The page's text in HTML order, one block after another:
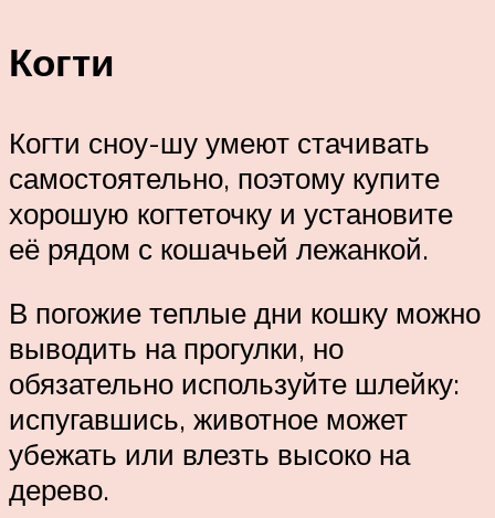
Когти
Когти сноу-шу умеют стачивать
самостоятельно, поэтому купите
хорошую когтеточку и установите
её рядом с кошачьей лежанкой.
В погожие теплые дни кошку можно
выводить на прогулки, но
обязательно используйте шлейку:
испугавшись, животное может
убежать или влезть высоко на
дерево.